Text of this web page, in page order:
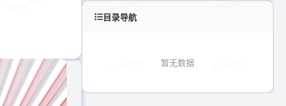
目录导航
暂无数据